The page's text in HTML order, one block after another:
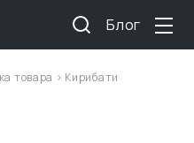
Блог
товара > Кирибати